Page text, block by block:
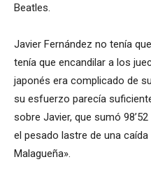
Beatles.
Javier Fernández no tenía
tenía que encandilar a los
japonés era complicado de
su esfuerzo parecía
sobre Javier, que sumó
el pesado lastre de una
Malagueña».